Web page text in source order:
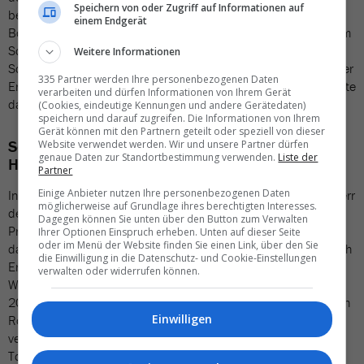
bewusster Marketing-Entscheid: „Mit jedem weiteren James
Bond Film, wird seine Popularität grösser und die Anfragen beim
Schilthorn nehmen zu“, sagt Michelle Blaser, Sprecherin der
Schilthornbahn AG. Zahlen werden keine genannt, „aber nach der
Eröffnung des James Bond Museums im Jahre 2013 verzeichnete
das Schilthorn einen Besucherrekord“, sagt Blaser.
Schweiz Tourismus hat Bollywood, Neuseeland
Herr der Ringe
In Neuseeland hat die Regierung schon früh Potenzial in den Herr
der Ringe Büchern gesehen. Die Regierung hatte der
Produktionsfirma ein 150 Millionen Dollar Paket angeboten,
damit die Filme dort gedreht werden. Noch heute, 15 Jahre nach
Erscheinen des ersten Filmes, reisen Touristen aus der ganzen
Welt nach „Mittelerde“. Die Übernachtungsszahlen konnten um
20 Prozent gesteigert werden. Der Filmtourismus-Experte Stefan
Rösch verrät, dass Filmreisen noch stärker mit Emotionen
verbunden sind. „Als ich in Neuseeland Drehort-
Touristen begleitete, sah ich Menschen die weinten. Die
Speichern von oder Zugriff auf Informationen auf
einem Endgerät
Weitere Informationen
335 Partner werden Ihre personenbezogenen Daten
verarbeiten und dürfen Informationen von Ihrem Gerät
(Cookies, eindeutige Kennungen und andere Gerätedaten)
speichern und darauf zugreifen. Die Informationen von Ihrem
Gerät können mit den Partnern geteilt oder speziell von dieser
Website verwendet werden. Wir und unsere Partner dürfen
genaue Daten zur Standortbestimmung verwenden. Liste der
Partner
Einige Anbieter nutzen Ihre personenbezogenen Daten
möglicherweise auf Grundlage ihres berechtigten Interesses.
Dagegen können Sie unten über den Button zum Verwalten
Ihrer Optionen Einspruch erheben. Unten auf dieser Seite
oder im Menü der Website finden Sie einen Link, über den Sie
die Einwilligung in die Datenschutz- und Cookie-Einstellungen
verwalten oder widerrufen können.
Einwilligen